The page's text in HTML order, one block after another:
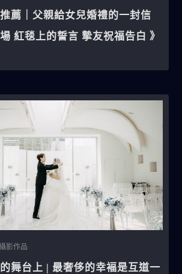
薦｜父親給女兒婚禮的一封信
紅毯上的誓言 摯友祝福告白 》
影作品
舞台上 | 最奢侈的幸褔是互道一